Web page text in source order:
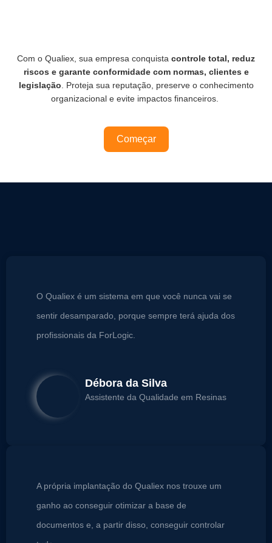
Com o Qualiex, sua empresa conquista controle total, reduz
riscos e garante conformidade com normas, clientes e
legislação . Proteja sua reputação, preserve o conhecimento
organizacional e evite impactos financeiros.
Começar
O Qualiex é um sistema em que você nunca vai se
sentir desamparado, porque sempre terá ajuda dos
profissionais da ForLogic.
Débora da Silva
Assistente da Qualidade em Resinas
A própria implantação do Qualiex nos trouxe um
ganho ao conseguir otimizar a base de
documentos e, a partir disso, conseguir controlar